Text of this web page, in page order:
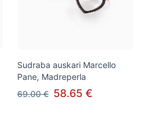
Sudraba auskari Marcello
Pane, Madreperla
69.00 € 58.65 €